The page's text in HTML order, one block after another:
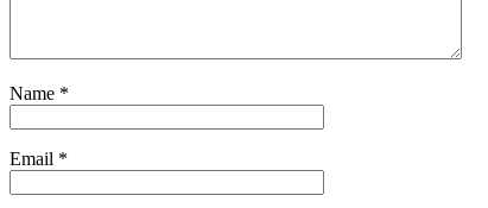
Name *
Email *